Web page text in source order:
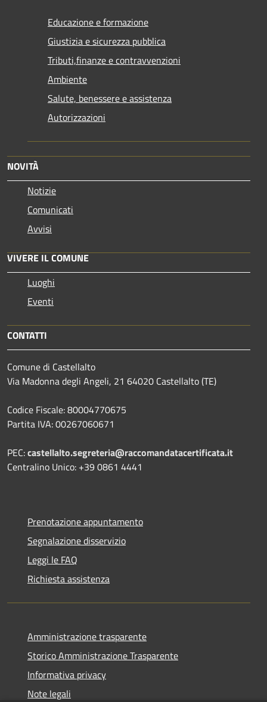
Educazione e formazione
Giustizia e sicurezza pubblica
Tributi,finanze e contravvenzioni
Ambiente
Salute, benessere e assistenza
Autorizzazioni
NOVITÀ
Notizie
Comunicati
Avvisi
VIVERE IL COMUNE
Luoghi
Eventi
CONTATTI
Comune di Castellalto
Via Madonna degli Angeli, 21 64020 Castellalto (TE)
Codice Fiscale: 80004770675
Partita IVA: 00267060671
PEC:castellalto.segreteria@raccomandatacertificata.it
Centralino Unico: +39 0861 4441
Prenotazione appuntamento
Segnalazione disservizio
Leggi le FAQ
Richiesta assistenza
Amministrazione trasparente
Storico Amministrazione Trasparente
Informativa privacy
Note legali